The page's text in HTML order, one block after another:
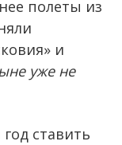
полеты из
и
уже не
ставить